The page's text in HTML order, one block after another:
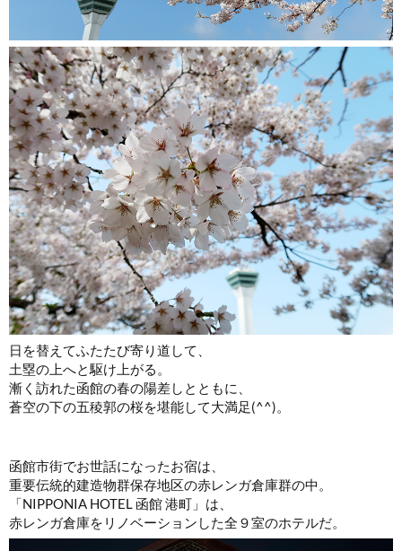
日を替えてふたたび寄り道して、
土塁の上へと駆け上がる。
漸く訪れた函館の春の陽差しとともに、
蒼空の下の五稜郭の桜を堪能して大満足(^^)。
函館市街でお世話になったお宿は、
重要伝統的建造物群保存地区の赤レンガ倉庫群の中。
「NIPPONIA HOTEL 函館 港町」は、
赤レンガ倉庫をリノベーションした全９室のホテルだ。